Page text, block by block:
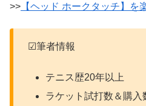
>> 【ヘッド ホークタッチ】を
☑筆者情報
テニス歴20年以上
ラケット試打数＆購入